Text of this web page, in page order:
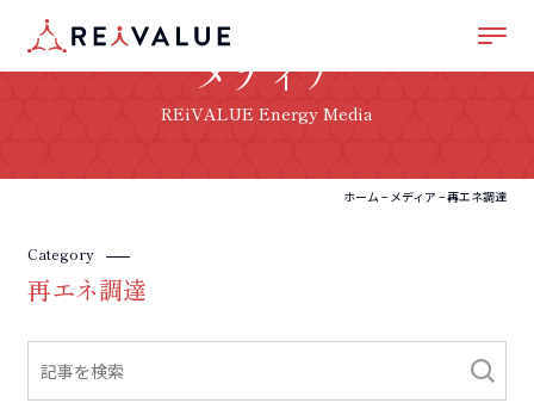
メディア
REiVALUE Energy Media
ホーム– メディア –再エネ調達
Category
再エネ調達